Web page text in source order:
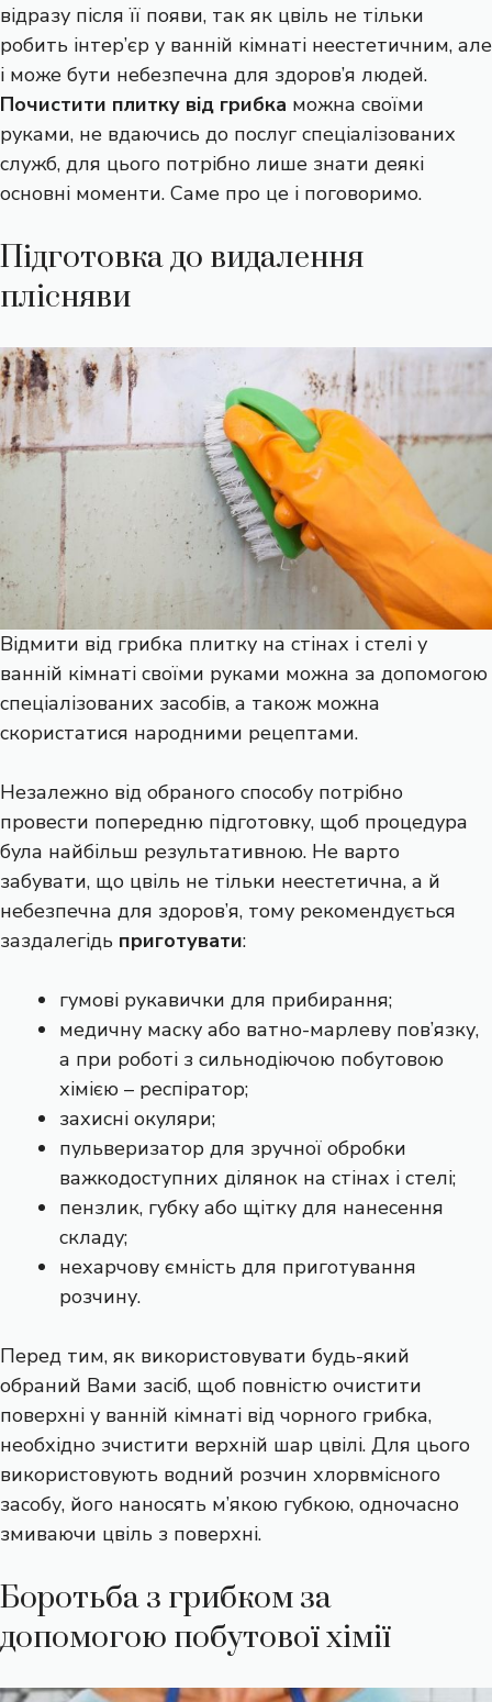
відразу після її появи, так як цвіль не тільки
робить інтер’єр у ванній кімнаті неестетичним, але
і може бути небезпечна для здоров’я людей.
Почистити плитку від грибка можна своїми
руками, не вдаючись до послуг спеціалізованих
служб, для цього потрібно лише знати деякі
основні моменти. Саме про це і поговоримо.
Підготовка до видалення
плісняви
Відмити від грибка плитку на стінах і стелі у
ванній кімнаті своїми руками можна за допомогою
спеціалізованих засобів, а також можна
скористатися народними рецептами.
Незалежно від обраного способу потрібно
провести попередню підготовку, щоб процедура
була найбільш результативною. Не варто
забувати, що цвіль не тільки неестетична, а й
небезпечна для здоров’я, тому рекомендується
заздалегідь приготувати:
гумові рукавички для прибирання;
медичну маску або ватно-марлеву пов’язку,
а при роботі з сильнодіючою побутовою
хімією – респіратор;
захисні окуляри;
пульверизатор для зручної обробки
важкодоступних ділянок на стінах і стелі;
пензлик, губку або щітку для нанесення
складу;
нехарчову ємність для приготування
розчину.
Перед тим, як використовувати будь-який
обраний Вами засіб, щоб повністю очистити
поверхні у ванній кімнаті від чорного грибка,
необхідно зчистити верхній шар цвілі. Для цього
використовують водний розчин хлорвмісного
засобу, його наносять м’якою губкою, одночасно
змиваючи цвіль з поверхні.
Боротьба з грибком за
допомогою побутової хімії